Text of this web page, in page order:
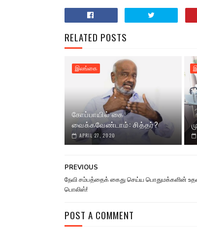
RELATED POSTS
இலங்கை
கோப்பாயில் கை
வைக்கவேண்டாம்: சித்தர்?
APRIL 27, 2020
PREVIOUS
நேவி சம்பத்தைக் கைது செய்ய பொதுமக்களின்
பொலிஸ்!
POST A COMMENT